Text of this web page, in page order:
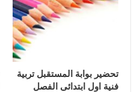
تحضير بوابة المستقبل تربية
فنية اول ابتدائى الفصل